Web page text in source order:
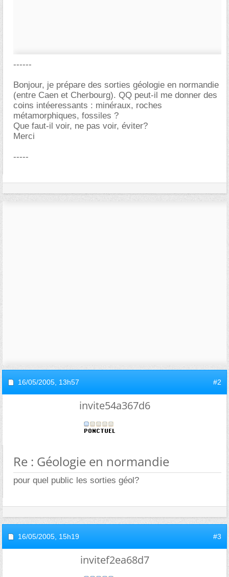
------
Bonjour, je prépare des sorties géologie en normandie
(entre Caen et Cherbourg). QQ peut-il me donner des
coins intéeressants : minéraux, roches
métamorphiques, fossiles ?
Que faut-il voir, ne pas voir, éviter?
Merci
-----
16/05/2005, 13h57 #2
invite54a367d6
Re : Géologie en normandie
pour quel public les sorties géol?
16/05/2005, 15h19 #3
invitef2ea68d7